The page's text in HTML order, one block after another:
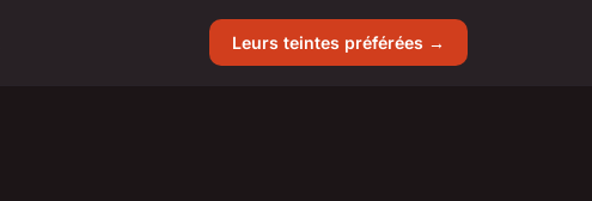
Leurs teintes préférées →